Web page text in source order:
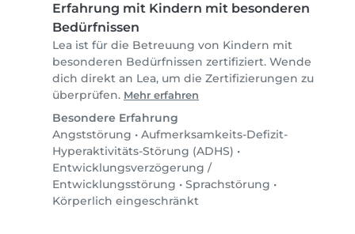
Erfahrung mit Kindern mit besonderen
Bedürfnissen
Lea ist für die Betreuung von Kindern mit
besonderen Bedürfnissen zertifiziert. Wende
dich direkt an Lea, um die Zertifizierungen zu
überprüfen. Mehr erfahren
Besondere Erfahrung
Angststörung • Aufmerksamkeits-Defizit-
Hyperaktivitäts-Störung (ADHS) •
Entwicklungsverzögerung /
Entwicklungsstörung • Sprachstörung •
Körperlich eingeschränkt